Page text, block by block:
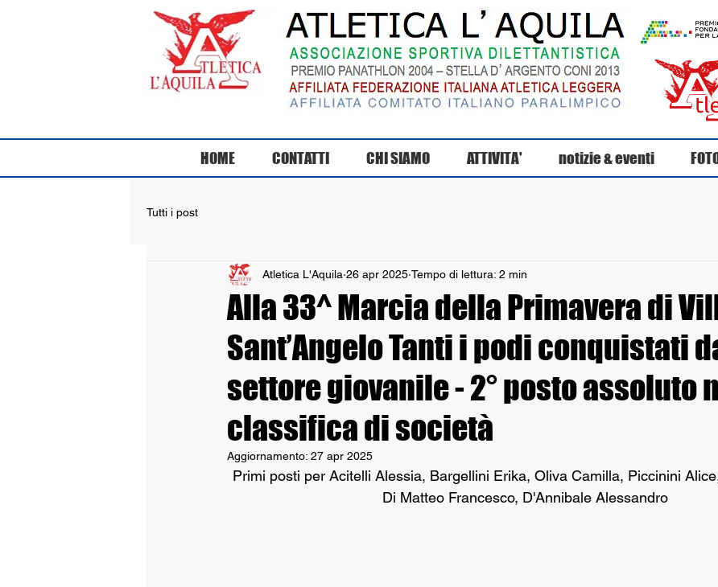
HOME CONTATTI CHI SIAMO ATTIVITA' notizie & eventi
Tutti i post
Alla 33^ Marcia della Primavera di
Sant’Angelo Tanti i podi conquistati
settore giovanile - 2° posto assoluto
classifica di società
Atletica L'Aquila 26 apr 2025 Tempo di lettura: 2 min
Aggiornamento: 27 apr 2025
Primi posti per Acitelli Alessia, Bargellini Erika, Oliva Camilla, Piccinini
Di Matteo Francesco, D'Annibale Alessandro